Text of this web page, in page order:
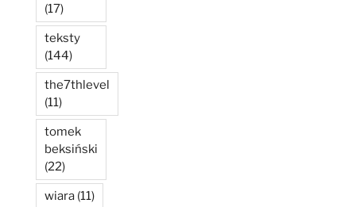
(17)
teksty
(144)
the7thlevel
(11)
tomek
beksiński
(22)
wiara (11)